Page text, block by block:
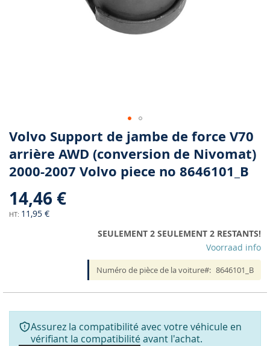
Skip
to
the
beginning
the
images
gallery
Volvo Support de jambe de force V70
arrière AWD (conversion de Nivomat)
2000-2007 Volvo piece no 8646101_B
14,46 €
11,95 €
SEULEMENT 2 SEULEMENT 2 RESTANTS!
Voorraad info
Numéro de pièce de la voiture 8646101_B
Assurez la compatibilité avec votre véhicule en
vérifiant la compatibilité avant l'achat.